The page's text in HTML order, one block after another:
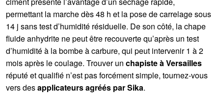
permettant la marche dès 48 h et la pose de carrelage sous
14 j sans test d’humidité résiduelle. De son côté, la chape
fluide anhydrite ne peut être recouverte qu’après un test
d’humidité à la bombe à carbure, qui peut intervenir 1 à 2
mois après le coulage. Trouver un chapiste à Versailles
réputé et qualifié n’est pas forcément simple, tournez-vous
vers desapplicateurs agréés par Sika.